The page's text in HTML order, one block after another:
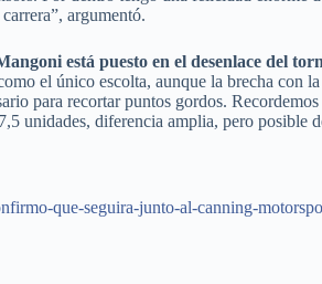
argumentó.
está puesto en el desenlace del
el único escolta, aunque la brecha con
para recortar puntos gordos.
unidades, diferencia amplia, pero posible
que-seguira-junto-al-canning-